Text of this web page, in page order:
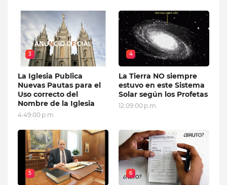
3
La Iglesia Publica
Nuevas Pautas para el
Uso correcto del
Nombre de la Iglesia
4:49:00 p.m.
4
La Tierra NO siempre
estuvo en este Sistema
Solar según los Profetas
12:09:00 p.m.
5 6